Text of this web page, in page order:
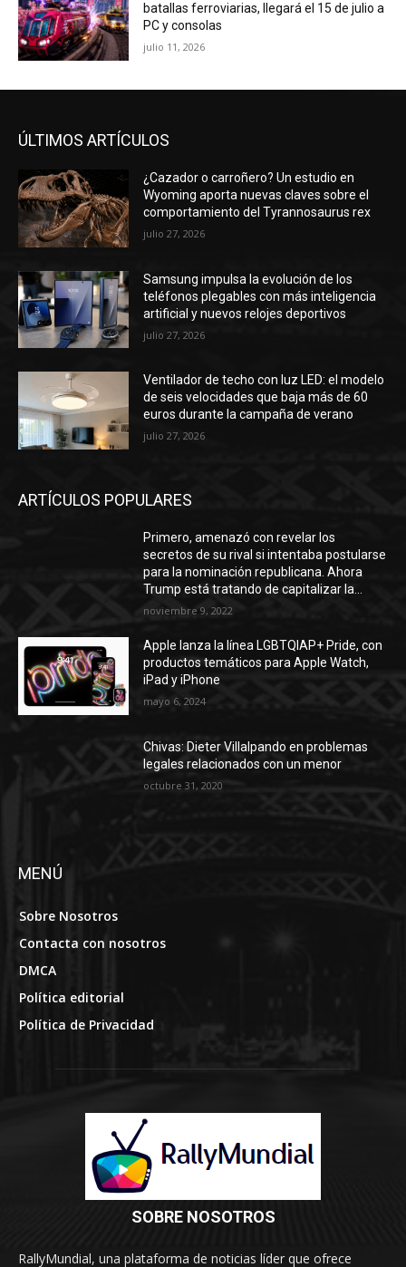
batallas ferroviarias, llegará el 15 de julio a
PC y consolas
julio 11, 2026
ÚLTIMOS ARTÍCULOS
¿Cazador o carroñero? Un estudio en
Wyoming aporta nuevas claves sobre el
comportamiento del Tyrannosaurus rex
julio 27, 2026
Samsung impulsa la evolución de los
teléfonos plegables con más inteligencia
artificial y nuevos relojes deportivos
julio 27, 2026
Ventilador de techo con luz LED: el modelo
de seis velocidades que baja más de 60
euros durante la campaña de verano
julio 27, 2026
ARTÍCULOS POPULARES
Primero, amenazó con revelar los
secretos de su rival si intentaba postularse
para la nominación republicana. Ahora
Trump está tratando de capitalizar la...
noviembre 9, 2022
Apple lanza la línea LGBTQIAP+ Pride, con
productos temáticos para Apple Watch,
iPad y iPhone
mayo 6, 2024
Chivas: Dieter Villalpando en problemas
legales relacionados con un menor
octubre 31, 2020
MENÚ
Sobre Nosotros
Contacta con nosotros
DMCA
Política editorial
Política de Privacidad
SOBRE NOSOTROS
RallyMundial, una plataforma de noticias líder que ofrece